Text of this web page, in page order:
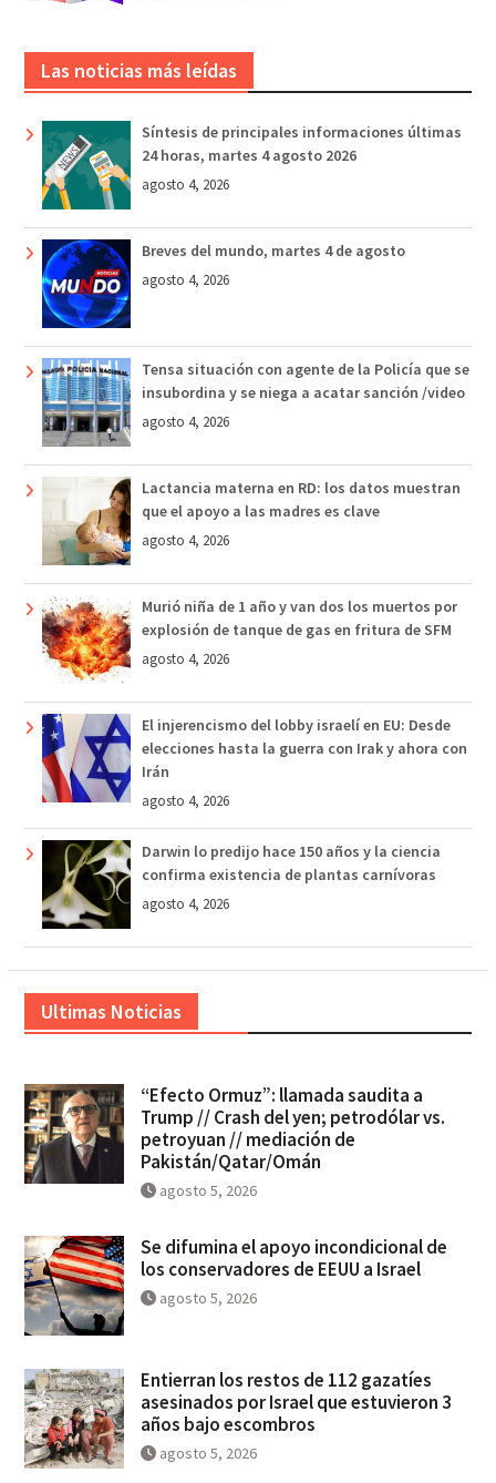
Las noticias más leídas
Síntesis de principales informaciones últimas
24 horas, martes 4 agosto 2026
agosto 4, 2026
Breves del mundo, martes 4 de agosto
agosto 4, 2026
Tensa situación con agente de la Policía que se
insubordina y se niega a acatar sanción /video
agosto 4, 2026
Lactancia materna en RD: los datos muestran
que el apoyo a las madres es clave
agosto 4, 2026
Murió niña de 1 año y van dos los muertos por
explosión de tanque de gas en fritura de SFM
agosto 4, 2026
El injerencismo del lobby israelí en EU: Desde
elecciones hasta la guerra con Irak y ahora con
Irán
agosto 4, 2026
Darwin lo predijo hace 150 años y la ciencia
confirma existencia de plantas carnívoras
agosto 4, 2026
Ultimas Noticias
“Efecto Ormuz”: llamada saudita a
Trump // Crash del yen; petrodólar vs.
petroyuan // mediación de
Pakistán/Qatar/Omán
agosto 5, 2026
Se difumina el apoyo incondicional de
los conservadores de EEUU a Israel
agosto 5, 2026
Entierran los restos de 112 gazatíes
asesinados por Israel que estuvieron 3
años bajo escombros
agosto 5, 2026